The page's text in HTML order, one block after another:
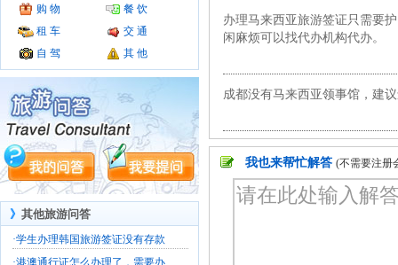
购 物
餐 饮
租 车
交 通
自 驾
其 他
》 其他旅游问答
·学生办理韩国旅游签证没有存款
·港澳通行证怎么办理了，需要办
办理马来西亚旅游签证只需要
闲麻烦可以找代办机构代办。
成都没有马来西亚领事馆，建
我也来帮忙解答 (不需要注册